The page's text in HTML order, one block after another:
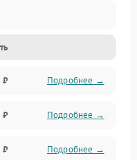
₽ Подробнее →
₽ Подробнее →
₽ Подробнее →